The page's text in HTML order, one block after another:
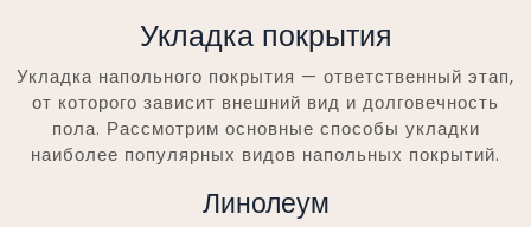
Укладка покрытия
Укладка напольного покрытия — ответственный этап,
от которого зависит внешний вид и долговечность
пола. Рассмотрим основные способы укладки
наиболее популярных видов напольных покрытий.
Линолеум